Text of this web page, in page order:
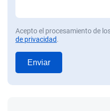
Acepto el procesamiento de
de privacidad.
Enviar